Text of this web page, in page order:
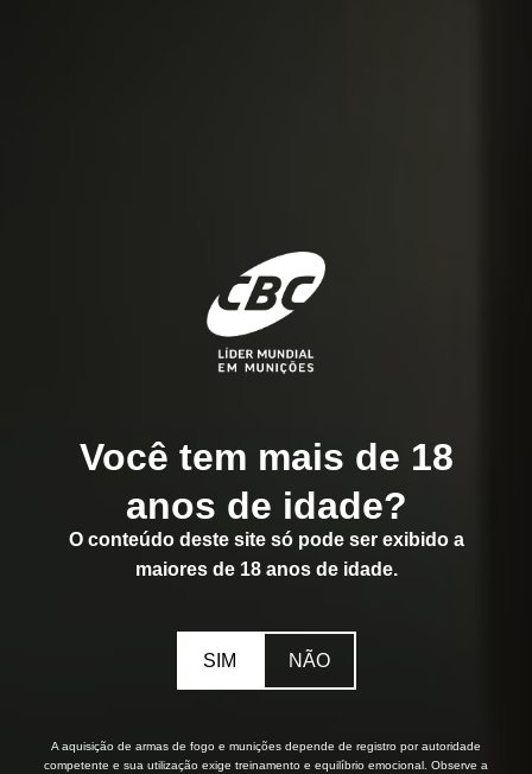
Você tem mais de 18
anos de idade?
O conteúdo deste site só pode ser exibido a
maiores de 18 anos de idade.
SIM NÃO
A aquisição de armas de fogo e munições depende de registro por autoridade
competente e sua utilização exige treinamento e equilíbrio emocional. Observe a